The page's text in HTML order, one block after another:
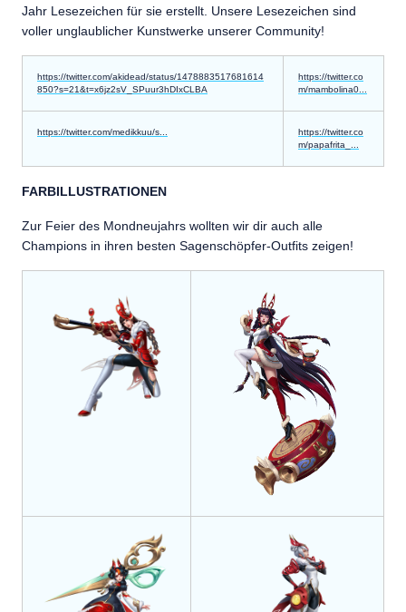
Jahr Lesezeichen für sie erstellt. Unsere Lesezeichen sind
voller unglaublicher Kunstwerke unserer Community!
https://twitter.com/akidead/status/1478883517681614
850?s=21&t=x6jz2sV_SPuur3hDIxCLBA
https://twitter.co
m/mambolina0...
https://twitter.com/medikkuu/s...
https://twitter.co
m/papafrita_...
FARBILLUSTRATIONEN
Zur Feier des Mondneujahrs wollten wir dir auch alle
Champions in ihren besten Sagenschöpfer-Outfits zeigen!